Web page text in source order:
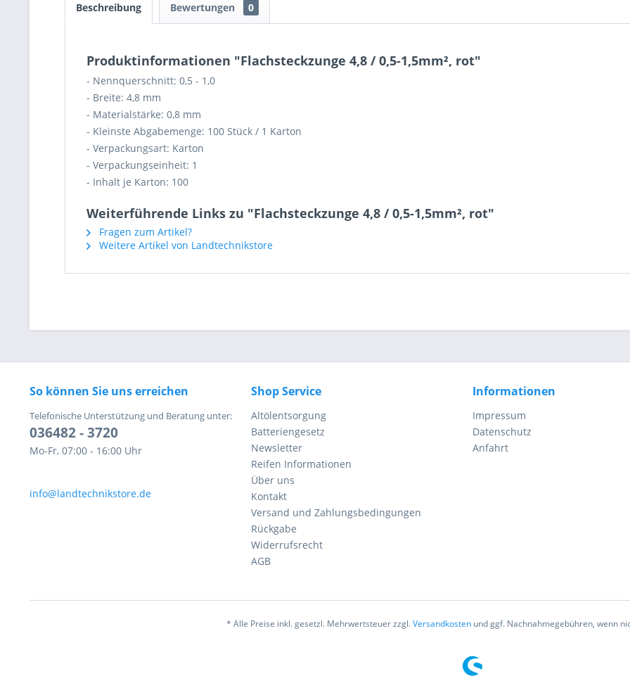
Beschreibung Bewertungen 0
Produktinformationen "Flachsteckzunge 4,8 / 0,5-1,5mm², rot"
- Nennquerschnitt: 0,5 - 1,0
- Breite: 4,8 mm
- Materialstärke: 0,8 mm
- Kleinste Abgabemenge: 100 Stück / 1 Karton
- Verpackungsart: Karton
- Verpackungseinheit: 1
- Inhalt je Karton: 100
Weiterführende Links zu "Flachsteckzunge 4,8 / 0,5-1,5mm², rot"
Fragen zum Artikel?
Weitere Artikel von Landtechnikstore
So können Sie uns erreichen
Telefonische Unterstützung und Beratung unter:
036482 - 3720
Mo-Fr, 07:00 - 16:00 Uhr
info@landtechnikstore.de
Shop Service
Altölentsorgung
Batteriengesetz
Newsletter
Reifen Informationen
Über uns
Kontakt
Versand und Zahlungsbedingungen
Rückgabe
Widerrufsrecht
AGB
Informationen
Impressum
Datenschutz
Anfahrt
* Alle Preise inkl. gesetzl. Mehrwertsteuer zzgl.Versandkostenund ggf. Nachnahmegebühren, wenn